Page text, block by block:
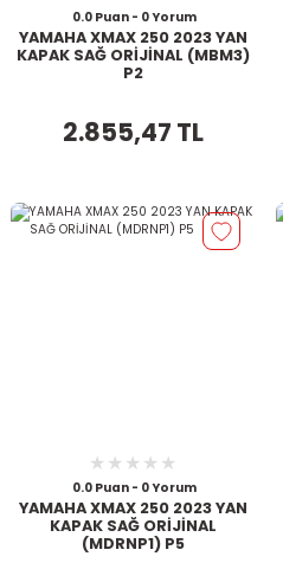
0.0 Puan - 0 Yorum
YAMAHA XMAX 250 2023 YAN
KAPAK SAĞ ORİJİNAL (MBM3)
P2
2.855,47 TL
0.0 Puan - 0 Yorum
YAMAHA XMAX 250 2023 YAN
KAPAK SAĞ ORİJİNAL
(MDRNP1) P5